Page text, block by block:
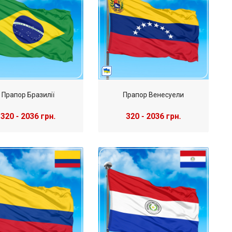
Прапор Бразилії
320 - 2036 грн.
Прапор Венесуели
320 - 2036 грн.